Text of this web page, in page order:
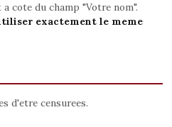
cote du champ "Votre nom".
exactement le meme
d'etre censurees.